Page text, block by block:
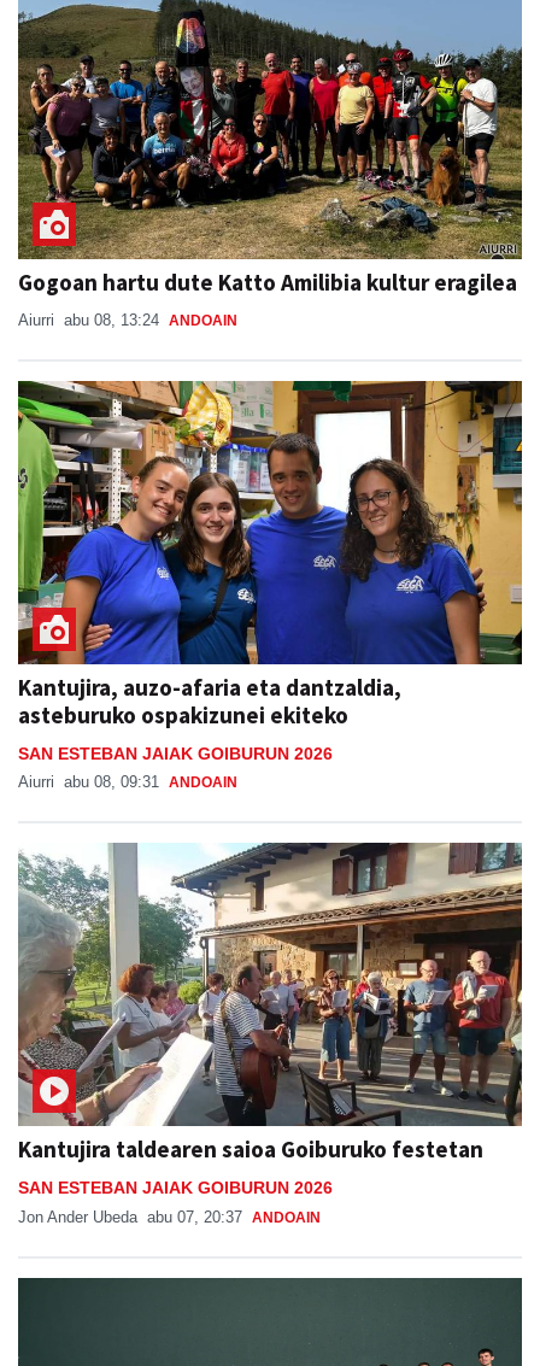
Gogoan hartu dute Katto Amilibia kultur eragilea
Aiurri abu 08, 13:24 ANDOAIN
Kantujira, auzo-afaria eta dantzaldia,
asteburuko ospakizunei ekiteko
SAN ESTEBAN JAIAK GOIBURUN 2026
Aiurri abu 08, 09:31 ANDOAIN
Kantujira taldearen saioa Goiburuko festetan
SAN ESTEBAN JAIAK GOIBURUN 2026
Jon Ander Ubeda abu 07, 20:37 ANDOAIN